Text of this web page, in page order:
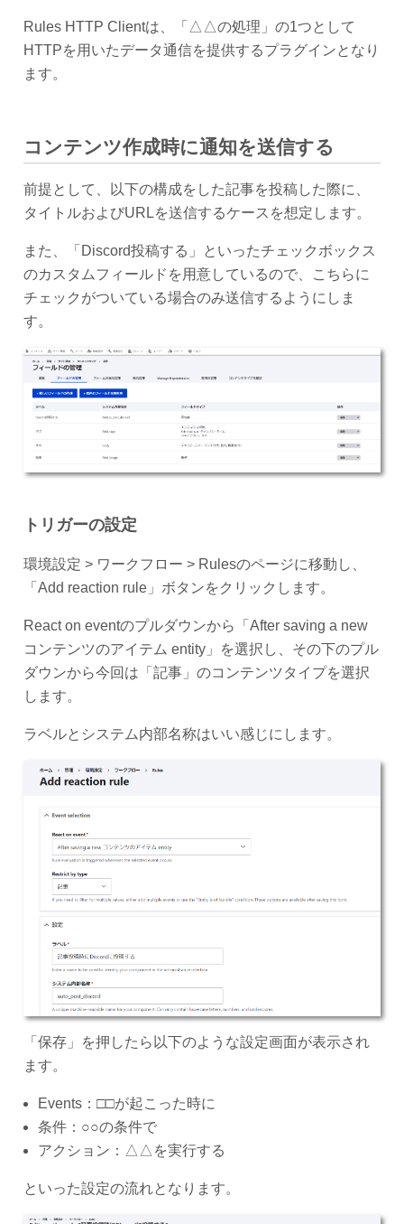
Rules HTTP Clientは、「△△の処理」の1つとして
HTTPを用いたデータ通信を提供するプラグインとなり
ます。
コンテンツ作成時に通知を送信する
前提として、以下の構成をした記事を投稿した際に、
タイトルおよびURLを送信するケースを想定します。
また、「Discord投稿する」といったチェックボックス
のカスタムフィールドを用意しているので、こちらに
チェックがついている場合のみ送信するようにしま
す。
トリガーの設定
環境設定 > ワークフロー > Rulesのページに移動し、
「Add reaction rule」ボタンをクリックします。
React on eventのプルダウンから「After saving a new
コンテンツのアイテム entity」を選択し、その下のプル
ダウンから今回は「記事」のコンテンツタイプを選択
します。
ラベルとシステム内部名称はいい感じにします。
「保存」を押したら以下のような設定画面が表示され
ます。
Events：□□が起こった時に
条件：○○の条件で
アクション：△△を実行する
といった設定の流れとなります。